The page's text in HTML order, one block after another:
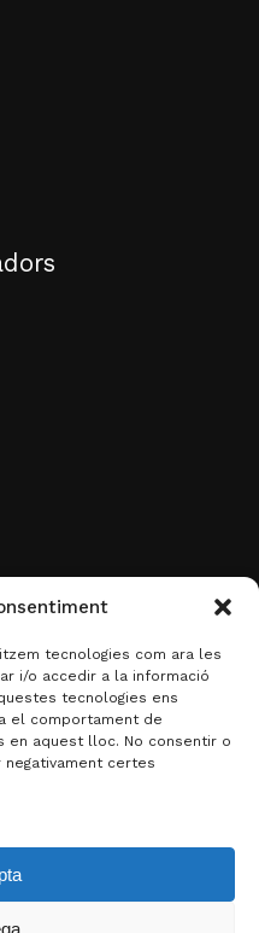
tecnologies com ara les
i/o accedir a la informació
tecnologies ens
el comportament de
en aquest lloc. No consentir o
certes
per